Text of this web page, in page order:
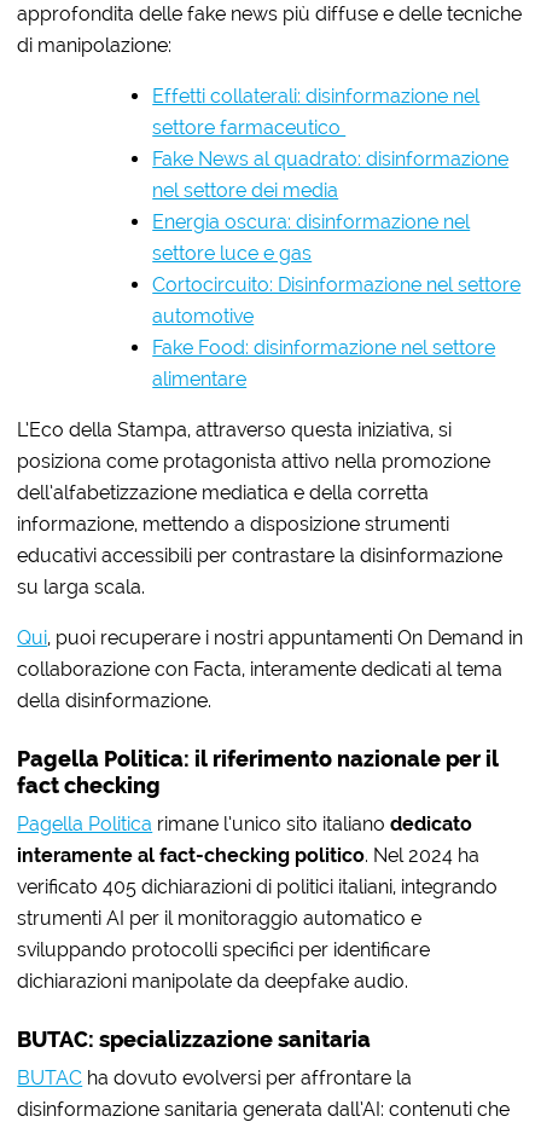
approfondita delle fake news più diffuse e delle tecniche
di manipolazione:
Effetti collaterali: disinformazione nel
settore farmaceutico
Fake News al quadrato: disinformazione
nel settore dei media
Energia oscura: disinformazione nel
settore luce e gas
Cortocircuito: Disinformazione nel settore
automotive
Fake Food: disinformazione nel settore
alimentare
L’Eco della Stampa, attraverso questa iniziativa, si
posiziona come protagonista attivo nella promozione
dell’alfabetizzazione mediatica e della corretta
informazione, mettendo a disposizione strumenti
educativi accessibili per contrastare la disinformazione
su larga scala.
Qui, puoi recuperare i nostri appuntamenti On Demand in
collaborazione con Facta, interamente dedicati al tema
della disinformazione.
Pagella Politica: il riferimento nazionale per il
fact checking
Pagella Politica rimane l’unico sito italianodedicato
interamente al fact-checking politico. Nel 2024 ha
verificato 405 dichiarazioni di politici italiani, integrando
strumenti AI per il monitoraggio automatico e
sviluppando protocolli specifici per identificare
dichiarazioni manipolate da deepfake audio.
BUTAC: specializzazione sanitaria
BUTAC ha dovuto evolversi per affrontare la
disinformazione sanitaria generata dall’AI: contenuti che